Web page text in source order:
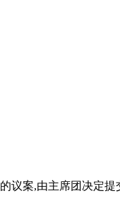
议案,由主席团决定